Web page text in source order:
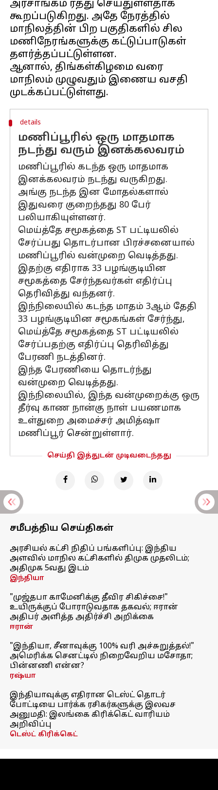
அரசாங்கம் ரத்து செய்துள்ளதாக
கூறப்படுகிறது. அதே நேரத்தில்
மாநிலத்தின் பிற பகுதிகளில் சில
மணிநேரங்களுக்கு கட்டுப்பாடுகள்
தளர்த்தப்பட்டுள்ளன.
ஆனால், திங்கள்கிழமை வரை
மாநிலம் முழுவதும் இணைய வசதி
details
மணிப்பூரில் ஒரு மாதமாக
நடந்து வரும் இனக்கலவரம்
மணிப்பூரில் கடந்த ஒரு மாதமாக
இனக்கலவரம் நடந்து வருகிறது.
அங்கு நடந்த இன மோதல்களால்
இதுவரை குறைந்தது 80 பேர்
பலியாகியுள்ளனர்.
மெய்த்தே சமூகத்தை ST பட்டியலில்
சேர்ப்பது தொடர்பான பிரச்சனையால்
மணிப்பூரில் வன்முறை வெடித்தது.
இதற்கு எதிராக 33 பழங்குடியின
சமூகத்தை சேர்ந்தவர்கள் எதிர்ப்பு
தெரிவித்து வந்தனர்.
இந்நிலையில் கடந்த மாதம் 3ஆம் தேதி
33 பழங்குடியின சமூகங்கள் சேர்ந்து,
மெய்த்தே சமூகத்தை ST பட்டியலில்
சேர்ப்பதற்கு எதிர்ப்பு தெரிவித்து
பேரணி நடத்தினர்.
இந்த பேரணியை தொடர்ந்து
வன்முறை வெடித்தது.
இந்நிலையில், இந்த வன்முறைக்கு ஒரு
தீர்வு காண நான்கு நாள் பயணமாக
உள்துறை அமைச்சர் அமித்ஷா
மணிப்பூர் சென்றுள்ளார்.
செய்தி இத்துடன் முடிவடைந்தது
சமீபத்திய செய்திகள்
அரசியல் கட்சி நிதிப் பங்களிப்பு: இந்திய
அளவில் மாநில கட்சிகளில் திமுக முதலிடம்;
அதிமுக 5வது இடம்
இந்தியா
"முஜ்தபா காமேனிக்கு தீவிர சிகிச்சை!"
உயிருக்குப் போராடுவதாக தகவல்; ஈரான்
அதிபர் அளித்த அதிர்ச்சி அறிக்கை
ஈரான்
"இந்தியா, சீனாவுக்கு 100% வரி அச்சுறுத்தல்!"
அமெரிக்க செனட்டில் நிறைவேறிய மசோதா;
பின்னணி என்ன?
ரஷ்யா
இந்தியாவுக்கு எதிரான டெஸ்ட் தொடர்
போட்டியை பார்க்க ரசிகர்களுக்கு இலவச
அனுமதி: இலங்கை கிரிக்கெட் வாரியம்
அறிவிப்பு
டெஸ்ட் கிரிக்கெட்